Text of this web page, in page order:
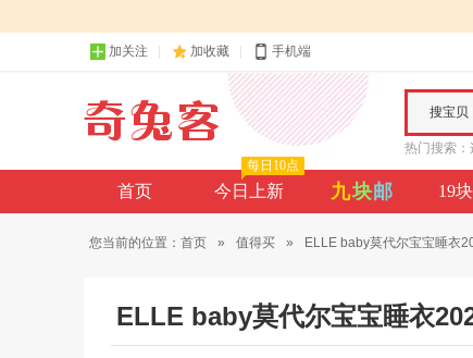
加关注 加收藏 手机端
搜宝贝
热门搜索：
首页 今日上新
每日10点
九块邮 19
您当前的位置： 首页 » 值得买 » ELLE baby莫代尔宝宝睡衣
ELLE baby莫代尔宝宝睡衣